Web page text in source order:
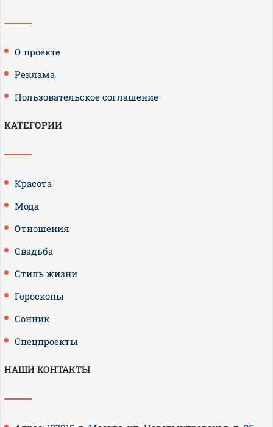
О проекте
Реклама
Пользовательское соглашение
КАТЕГОРИИ
Красота
Мода
Отношения
Свадьба
Стиль жизни
Гороскопы
Сонник
Спецпроекты
НАШИ КОНТАКТЫ